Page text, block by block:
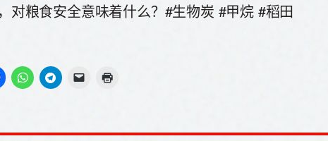
对粮食安全意味着什么？#生物炭 #甲烷 #稻田